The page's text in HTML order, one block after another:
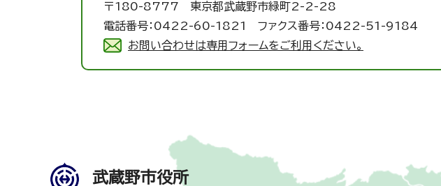
〒180-8777 東京都武蔵野市緑町2-2-28
電話番号：0422-60-1821 ファクス番号：0422-51-9184
お問い合わせは専用フォームをご利用ください。
武蔵野市役所